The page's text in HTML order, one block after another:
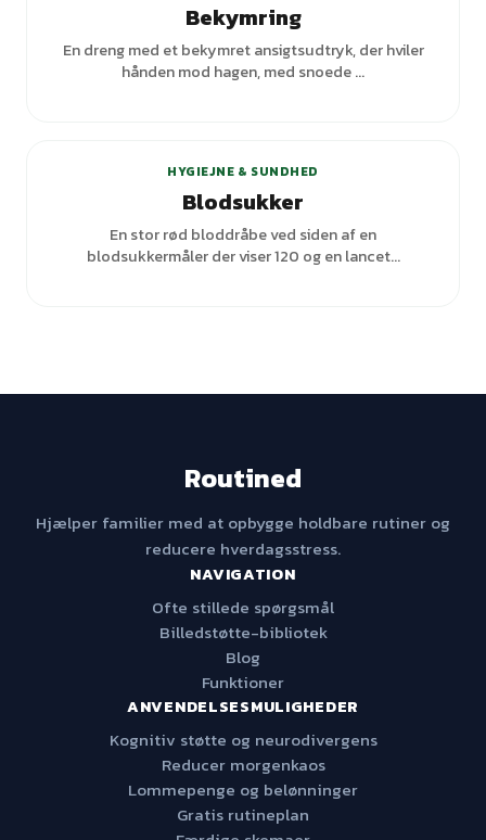
Bekymring
En dreng med et bekymret ansigtsudtryk, der hviler
hånden mod hagen, med snoede ...
HYGIEJNE & SUNDHED
Blodsukker
En stor rød bloddråbe ved siden af en
blodsukkermåler der viser 120 og en lancet...
Routined
Hjælper familier med at opbygge holdbare rutiner og
reducere hverdagsstress.
NAVIGATION
Ofte stillede spørgsmål
Billedstøtte-bibliotek
Blog
Funktioner
ANVENDELSESMULIGHEDER
Kognitiv støtte og neurodivergens
Reducer morgenkaos
Lommepenge og belønninger
Gratis rutineplan